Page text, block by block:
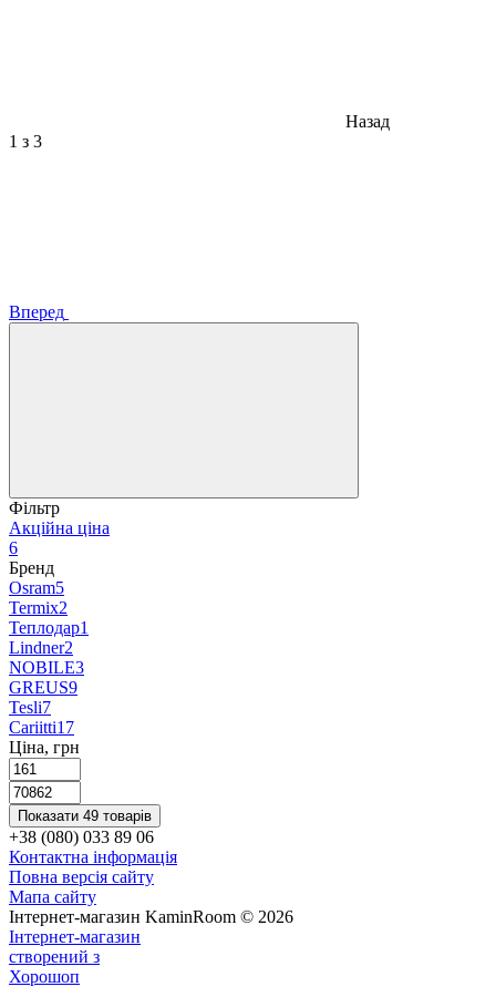
Назад
1 з 3
Вперед
Фільтр
Акційна ціна
6
Бренд
Osram5
Termix2
Теплодар1
Lindner2
NOBILE3
GREUS9
Tesli7
Cariitti17
Ціна, грн
Показати 49 товарів
+38 (080) 033 89 06
Контактна інформація
Повна версія сайту
Мапа сайту
Інтернет-магазин KaminRoom © 2026
Інтернет-магазин
створений з
Хорошоп